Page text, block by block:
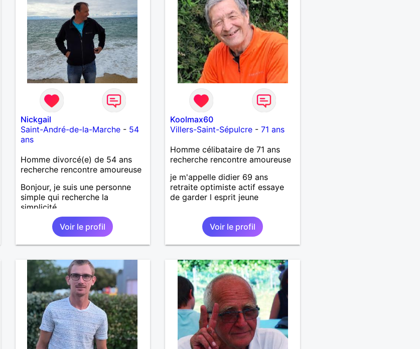
Nickgail
Saint-André-de-la-Marche- 54
ans
Homme divorcé(e) de 54 ans
recherche rencontre amoureuse
Bonjour, je suis une personne
simple qui recherche la
simplicité.
Voir le profil
Koolmax60
Villers-Saint-Sépulcre -71 ans
Homme célibataire de 71 ans
recherche rencontre amoureuse
je m'appelle didier 69 ans
retraite optimiste actif essaye
de garder l esprit jeune
Voir le profil